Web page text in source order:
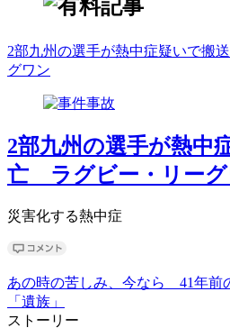
2部九州の選手が熱中症疑いで搬
グワン
2部九州の選手が熱中
亡 ラグビー・リーグ
災害化する熱中症
あの時の苦しみ、今なら 41年前
「遺族」
ストーリー